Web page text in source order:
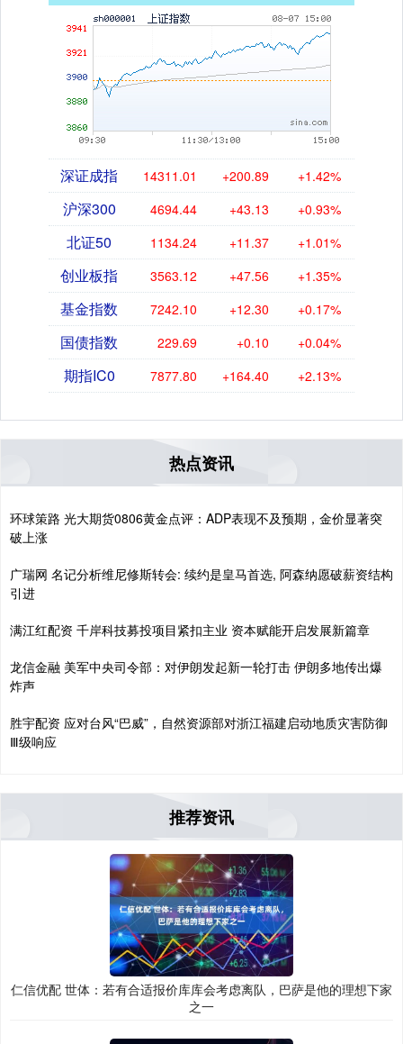
深证成指 14311.01 +200.89 +1.42%
沪深300 4694.44 +43.13 +0.93%
北证50 1134.24 +11.37 +1.01%
创业板指 3563.12 +47.56 +1.35%
基金指数 7242.10 +12.30 +0.17%
国债指数 229.69 +0.10 +0.04%
期指IC0 7877.80 +164.40 +2.13%
热点资讯
环球策路 光大期货0806黄金点评：ADP表现不及预期，金价显著突
破上涨
广瑞网 名记分析维尼修斯转会: 续约是皇马首选, 阿森纳愿破薪资结构
引进
满江红配资 千岸科技募投项目紧扣主业 资本赋能开启发展新篇章
龙信金融 美军中央司令部：对伊朗发起新一轮打击 伊朗多地传出爆
炸声
胜宇配资 应对台风“巴威”，自然资源部对浙江福建启动地质灾害防御
Ⅲ级响应
推荐资讯
仁信优配 世体：若有合适报价库库会考虑离队，巴萨是他的理想下家
之一